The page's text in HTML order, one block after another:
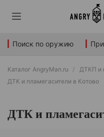
Поиск по оружию
Каталог AngryMan.ru
ДТКП и
ДТК и пламегасители в Котово
ДТК и